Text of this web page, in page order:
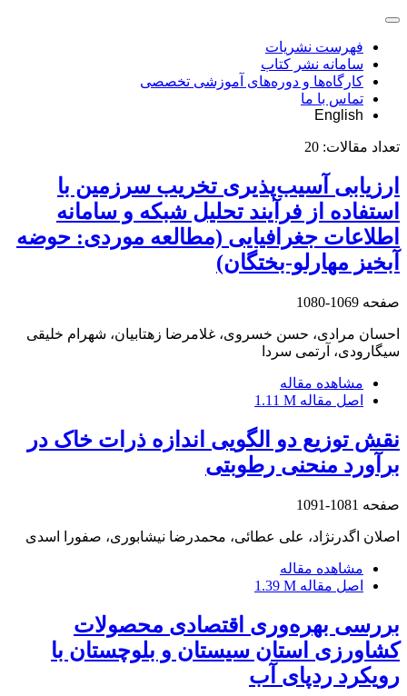
فهرست نشریات
سامانه نشر کتاب
کارگاه‌ها و دوره‌های آموزشی تخصصی
تماس با ما
English
تعداد مقالات: 20
ارزیابی آسیب‌پذیری تخریب سرزمین با
استفاده از فرآیند تحلیل شبکه و سامانه
اطلاعات جغرافیایی (مطالعه موردی: حوضه
آبخیز مهارلو-بختگان)
صفحه 1069-1080
احسان مرادی، حسن خسروی، غلامرضا زهتابیان، شهرام خلیقی
سیگارودی، آرتمی سردا
مشاهده مقاله
اصل مقاله 1.11 M
نقش توزیع دو الگویی اندازه ذرات خاک در
برآورد منحنی رطوبتی
صفحه 1081-1091
اصلان اگدرنژاد، علی عطائی، محمدرضا نیشابوری، صفورا اسدی
مشاهده مقاله
اصل مقاله 1.39 M
بررسی بهره‌وری اقتصادی محصولات
کشاورزی استان سیستان و بلوچستان با
رویکرد ردپای آب